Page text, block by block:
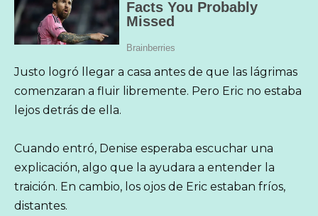
Justo logró llegar a casa antes de que las lágrimas
comenzaran a fluir libremente. Pero Eric no estaba
lejos detrás de ella.
Cuando entró, Denise esperaba escuchar una
explicación, algo que la ayudara a entender la
traición. En cambio, los ojos de Eric estaban fríos,
distantes.